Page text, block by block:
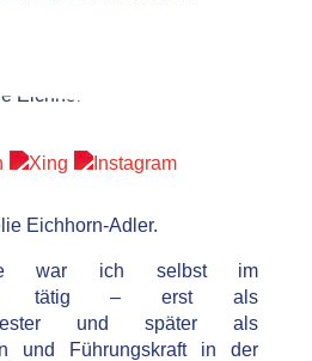
Eichhorn-Adler.
war ich selbst im
tätig – erst als
und später als
und Führungskraft in der